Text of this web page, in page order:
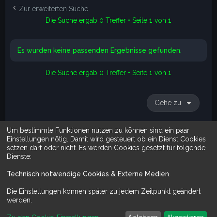
Zur erweiterten Suche
Die Suche ergab 0 Treffer • Seite 1 von 1
Es wurden keine passenden Ergebnisse gefunden.
Die Suche ergab 0 Treffer • Seite 1 von 1
Gehe zu
SucheErweiterte Suche
Mit Do It Yourself sparst du Geld und schaffst zugleich was dir
Um bestimmte Funktionen nutzen zu können sind ein paar
Einstellungen nötig. Damit wird gesteuert ob ein Dienst Cookies
setzen darf oder nicht. Es werden Cookies gesetzt für folgende
Dienste:
Technisch notwendige Cookies & Externe Medien
Die Einstellungen können später zu jedem Zeitpunkt geändert
werden.